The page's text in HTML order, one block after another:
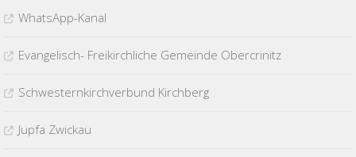
WhatsApp-Kanal
Evangelisch- Freikirchliche Gemeinde Obercrinitz
Schwesternkirchverbund Kirchberg
Jupfa Zwickau